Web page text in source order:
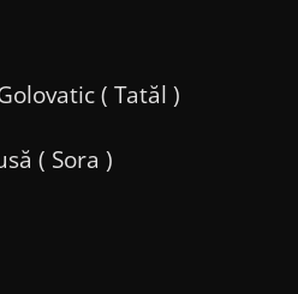
( Tatăl )
( Sora )